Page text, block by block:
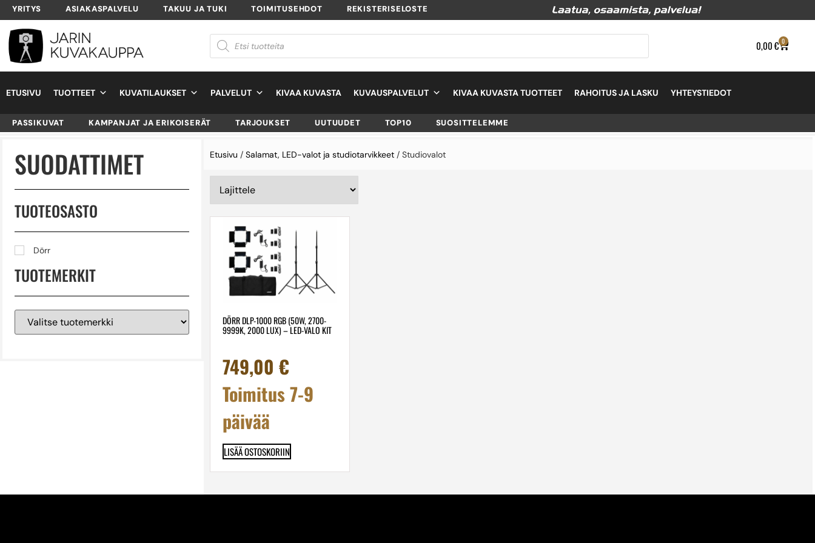
YRITYS ASIAKASPALVELU TAKUU JA TUKI TOIMITUSEHDOT REKISTERISELOSTE
0,00€ 0
ETUSIVU TUOTTEET KUVATILAUKSET PALVELUT KIVAA KUVASTA KUVAUSPALVELUT KIVAA KUVASTA TUOTTEET RAHOITUS JA LASKU YHTEYSTIEDOT
PASSIKUVAT KAMPANJAT JA ERIKOISERÄT TARJOUKSET UUTUUDET TOP10 SUOSITTELEMME
SUODATTIMET
TUOTEOSASTO
Dörr
TUOTEMERKIT
Etusivu / Salamat, LED-valot ja studiotarvikkeet / Studiovalot
DÖRR DLP-1000 RGB (50W, 2700-
9999K, 2000 LUX) – LED-VALO KIT
749,00 €
Toimitus 7-9
päivää
LISÄÄ OSTOSKORIIN